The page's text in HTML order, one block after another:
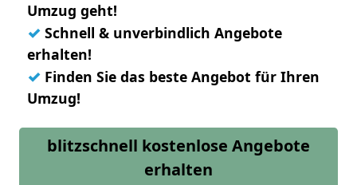
Umzug geht!
✓ Schnell & unverbindlich Angebote
erhalten!
✓ Finden Sie das beste Angebot für Ihren
Umzug!
blitzschnell kostenlose Angebote
erhalten